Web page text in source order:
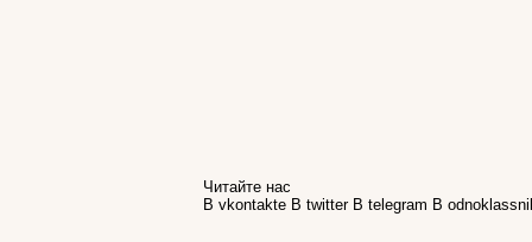
Читайте нас
В vkontakte В twitter В telegram В